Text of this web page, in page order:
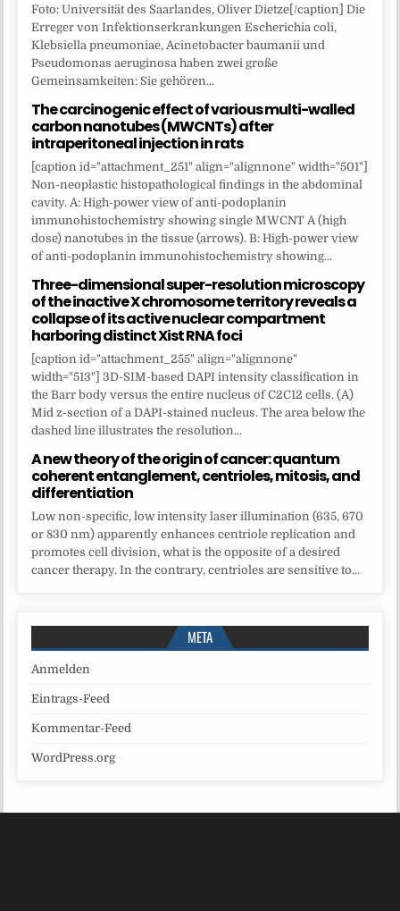
Foto: Universität des Saarlandes, Oliver Dietze[/caption] Die
Erreger von Infektionserkrankungen Escherichia coli,
Klebsiella pneumoniae, Acinetobacter baumanii und
Pseudomonas aeruginosa haben zwei große
Gemeinsamkeiten: Sie gehören...
The carcinogenic effect of various multi-walled
carbon nanotubes (MWCNTs) after
intraperitoneal injection in rats
[caption id="attachment_251" align="alignnone" width="501"]
Non-neoplastic histopathological findings in the abdominal
cavity. A: High-power view of anti-podoplanin
immunohistochemistry showing single MWCNT A (high
dose) nanotubes in the tissue (arrows). B: High-power view
of anti-podoplanin immunohistochemistry showing...
Three-dimensional super-resolution microscopy
of the inactive X chromosome territory reveals a
collapse of its active nuclear compartment
harboring distinct Xist RNA foci
[caption id="attachment_255" align="alignnone"
width="513"] 3D-SIM-based DAPI intensity classification in
the Barr body versus the entire nucleus of C2C12 cells. (A)
Mid z-section of a DAPI-stained nucleus. The area below the
dashed line illustrates the resolution...
A new theory of the origin of cancer: quantum
coherent entanglement, centrioles, mitosis, and
differentiation
Low non-specific, low intensity laser illumination (635, 670
or 830 nm) apparently enhances centriole replication and
promotes cell division, what is the opposite of a desired
cancer therapy. In the contrary, centrioles are sensitive to...
META
Anmelden
Eintrags-Feed
Kommentar-Feed
WordPress.org